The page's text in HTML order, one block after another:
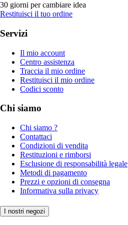
30 giorni per cambiare idea
Restituisci il tuo ordine
Servizi
Il mio account
Centro assistenza
Traccia il mio ordine
Restituisci il mio ordine
Codici sconto
Chi siamo
Chi siamo ?
Contattaci
Condizioni di vendita
Restituzioni e rimborsi
Esclusione di responsabilità legale
Metodi di pagamento
Prezzi e opzioni di consegna
Informativa sulla privacy
I nostri negozi